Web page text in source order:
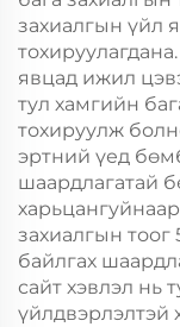
захиалгын үйл
явцад ижил
тул хамгийн
тохируулж
эртний үед
шаардлагатай
захиалгын тоог
байлгах
сайт хэвлэл нь
үйлдвэрлэлтэй